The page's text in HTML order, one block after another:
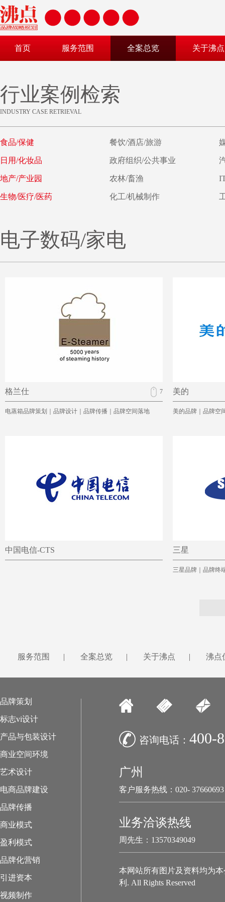
首页 服务范围 全案总览 关于沸点
行业案例检索
INDUSTRY CASE RETRIEVAL
食品/保健 餐饮/酒店/旅游
日用/化妆品 政府组织/公共事业
地产/产业园 农林/畜渔
生物/医疗/医药 化工/机械制作
电子数码/家电
7
格兰仕
电蒸箱品牌策划｜品牌设计｜品牌传播｜品牌空间落地
美的
美的品牌｜品牌空
中国电信-CTS 三星
三星品牌｜品牌终
服务范围 | 全案总览 | 关于沸点 | 沸点
品牌策划
标志vi设计
产品与包装设计
商业空间环境
艺术设计
电商品牌建设
品牌传播
商业模式
盈利模式
品牌化营销
引进资本
视频制作
咨询电话： 400-
广州
客户服务热线：020- 37660693
业务洽谈热线
周先生：13570349049
本网站所有图片及资料均为
利. All Rights Reserved